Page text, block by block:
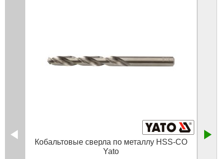
Кобальтовые сверла по металлу HSS-CO
Yato